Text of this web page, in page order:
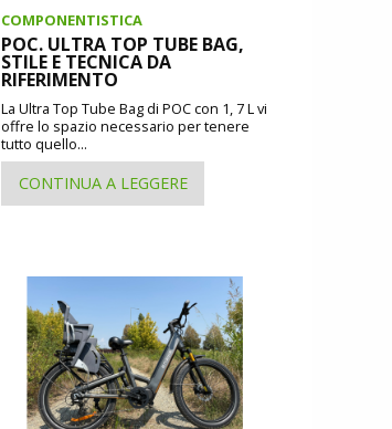
COMPONENTISTICA
POC. ULTRA TOP TUBE BAG,
STILE E TECNICA DA
RIFERIMENTO
La Ultra Top Tube Bag di POC con 1, 7 L vi
offre lo spazio necessario per tenere
tutto quello...
CONTINUA A LEGGERE